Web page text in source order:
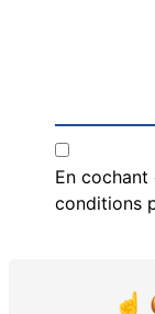
En
conditions